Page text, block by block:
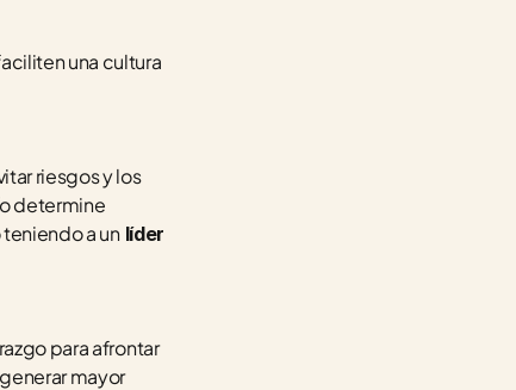
una cultura
riesgos y los
determine
a un líder
para afrontar
mayor